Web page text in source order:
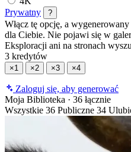
Prywatny
?
Włącz tę opcję, a
dla Ciebie. Nie pojawi się w
Eksploracji ani na stronach
3 kredytów
×1 ×2 ×3 ×4
Zaloguj się, aby generować
Moja Biblioteka · 36 łącznie
Wszystkie 36 Publiczne 34